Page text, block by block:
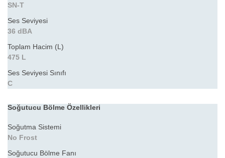
SN-T
Ses Seviyesi
36 dBA
Toplam Hacim (L)
475 L
Ses Seviyesi Sınıfı
C
Soğutucu Bölme Özellikleri
Soğutma Sistemi
No Frost
Soğutucu Bölme Fanı